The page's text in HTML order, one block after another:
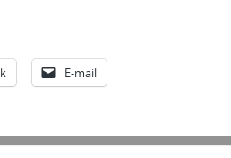
E-mail